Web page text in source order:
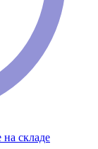
складе